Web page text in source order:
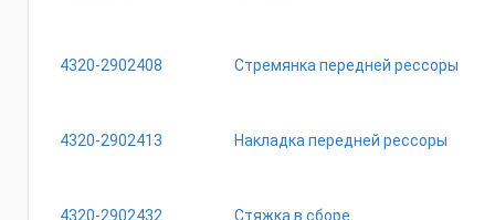
4320-2902408 Стремянка передней рессоры
4320-2902413 Накладка передней рессоры
4320-2902432 Стяжка в сборе